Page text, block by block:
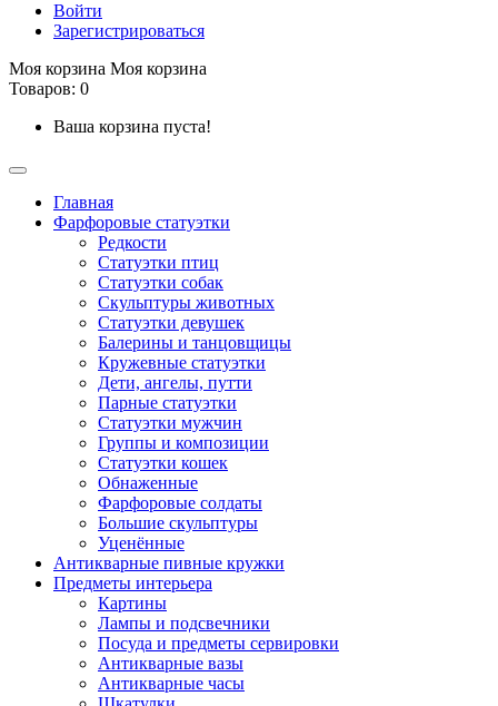
Войти
Зарегистрироваться
Моя корзина Моя корзина
Товаров: 0
Ваша корзина пуста!
Главная
Фарфоровые статуэтки
Редкости
Cтатуэтки птиц
Cтатуэтки собак
Скульптуры животных
Статуэтки девушек
Балерины и танцовщицы
Кружевные статуэтки
Дети, ангелы, путти
Парные статуэтки
Статуэтки мужчин
Группы и композиции
Статуэтки кошек
Обнаженные
Фарфоровые солдаты
Большие скульптуры
Уценённые
Антикварные пивные кружки
Предметы интерьера
Картины
Лампы и подсвечники
Посуда и предметы сервировки
Антикварные вазы
Антикварные часы